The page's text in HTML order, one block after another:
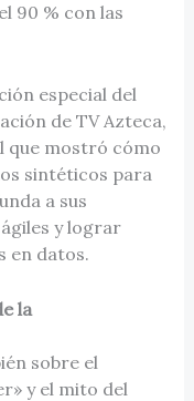
90 % con las
especial del
de TV Azteca,
que mostró cómo
sintéticos para
a sus
y lograr
en datos.
la
sobre el
y el mito del